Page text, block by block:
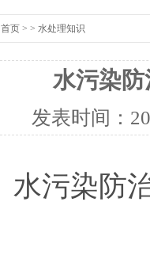
首页 > > 水处理知识
水污染
发表时间：
水污染防